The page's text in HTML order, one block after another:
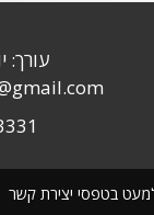
למעט בטפסי יצירת קשר
עורך: